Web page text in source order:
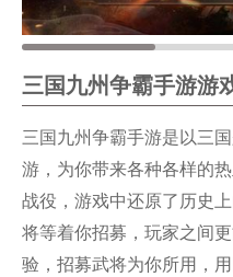
三国九州争霸手游游
三国九州争霸手游是以三
游，为你带来各种各样的
战役，游戏中还原了历史
将等着你招募，玩家之间
验，招募武将为你所用，